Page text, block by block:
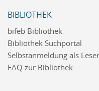
BIBLIOTHEK
bifeb Bibliothek
Bibliothek Suchportal
Selbstanmeldung als
FAQ zur Bibliothek